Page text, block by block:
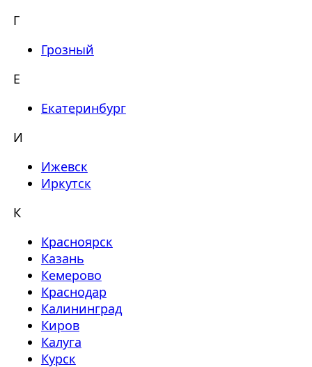
Г
Грозный
Е
Екатеринбург
И
Ижевск
Иркутск
К
Красноярск
Казань
Кемерово
Краснодар
Калининград
Киров
Калуга
Курск